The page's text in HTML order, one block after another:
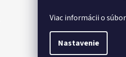
Viac informácii o
Nastavenie